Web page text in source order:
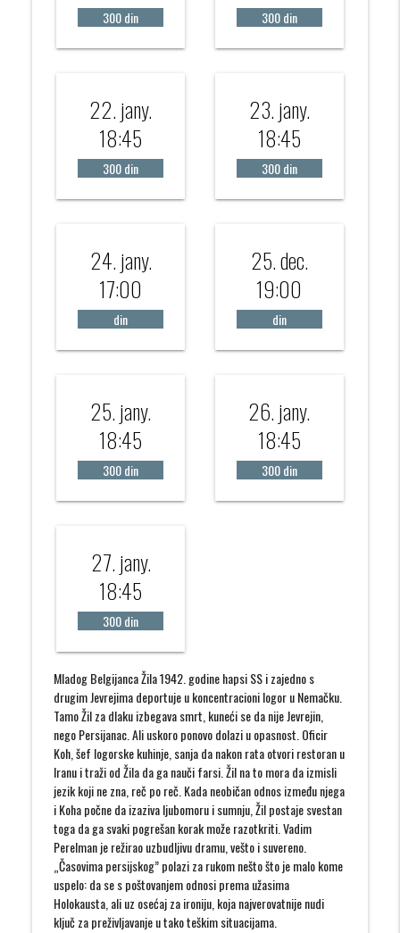
300 din 300 din
22. jany.
18:45
300 din
23. jany.
18:45
300 din
24. jany.
17:00
din
25. dec.
19:00
din
25. jany.
18:45
300 din
26. jany.
18:45
300 din
27. jany.
18:45
300 din
Mladog Belgijanca Žila 1942. godine hapsi SS i zajedno s
drugim Jevrejima deportuje u koncentracioni logor u Nemačku.
Tamo Žil za dlaku izbegava smrt, kuneći se da nije Jevrejin,
nego Persijanac. Ali uskoro ponovo dolazi u opasnost. Oficir
Koh, šef logorske kuhinje, sanja da nakon rata otvori restoran u
Iranu i traži od Žila da ga nauči farsi. Žil na to mora da izmisli
jezik koji ne zna, reč po reč. Kada neobičan odnos između njega
i Koha počne da izaziva ljubomoru i sumnju, Žil postaje svestan
toga da ga svaki pogrešan korak može razotkriti. Vadim
Perelman je režirao uzbudljivu dramu, vešto i suvereno.
„Časovima persijskog” polazi za rukom nešto što je malo kome
uspelo: da se s poštovanjem odnosi prema užasima
Holokausta, ali uz osećaj za ironiju, koja najverovatnije nudi
ključ za preživljavanje u tako teškim situacijama.